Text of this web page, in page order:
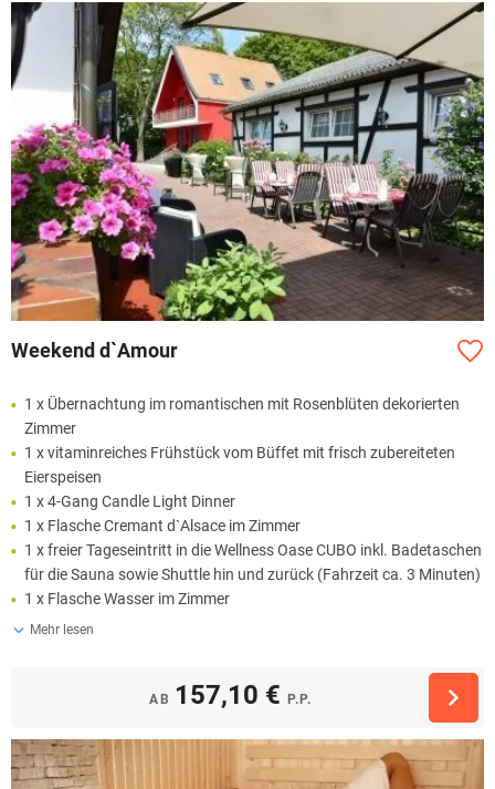
Weekend d`Amour
1 x Übernachtung im romantischen mit Rosenblüten dekorierten
Zimmer
1 x vitaminreiches Frühstück vom Büffet mit frisch zubereiteten
Eierspeisen
1 x 4-Gang Candle Light Dinner
1 x Flasche Cremant d`Alsace im Zimmer
1 x freier Tageseintritt in die Wellness Oase CUBO inkl. Badetaschen
für die Sauna sowie Shuttle hin und zurück (Fahrzeit ca. 3 Minuten)
1 x Flasche Wasser im Zimmer
Mehr lesen
AB 157,10 € P.P.